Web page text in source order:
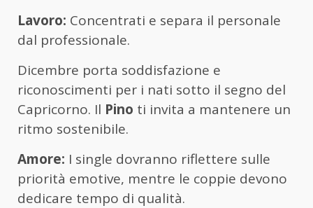
Lavoro: Concentrati e separa il personale
dal professionale.
Dicembre porta soddisfazione e
riconoscimenti per i nati sotto il segno del
Capricorno. Il Pino ti invita a mantenere un
ritmo sostenibile.
Amore: I single dovranno riflettere sulle
priorità emotive, mentre le coppie devono
dedicare tempo di qualità.